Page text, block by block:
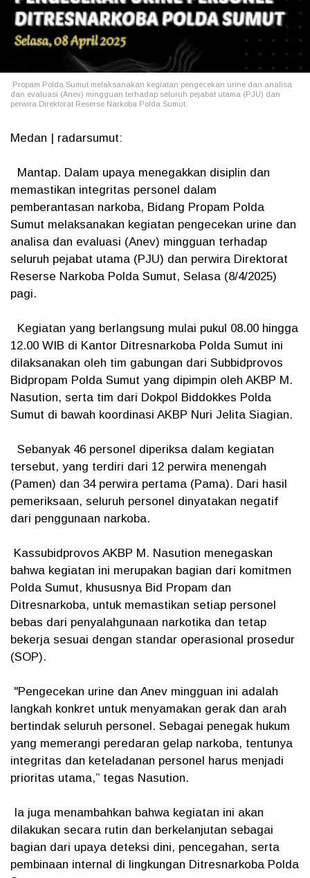
Propam Polda Sumut melaksanakan kegiatan pengecekan urine dan analisa
dan evaluasi (Anev) mingguan terhadap seluruh pejabat utama (PJU) dan
perwira Direktorat Reserse Narkoba Polda Sumut.
Medan | radarsumut:
Mantap. Dalam upaya menegakkan disiplin dan
memastikan integritas personel dalam
pemberantasan narkoba, Bidang Propam Polda
Sumut melaksanakan kegiatan pengecekan urine dan
analisa dan evaluasi (Anev) mingguan terhadap
seluruh pejabat utama (PJU) dan perwira Direktorat
Reserse Narkoba Polda Sumut, Selasa (8/4/2025)
pagi.
Kegiatan yang berlangsung mulai pukul 08.00 hingga
12.00 WIB di Kantor Ditresnarkoba Polda Sumut ini
dilaksanakan oleh tim gabungan dari Subbidprovos
Bidpropam Polda Sumut yang dipimpin oleh AKBP M.
Nasution, serta tim dari Dokpol Biddokkes Polda
Sumut di bawah koordinasi AKBP Nuri Jelita Siagian.
Sebanyak 46 personel diperiksa dalam kegiatan
tersebut, yang terdiri dari 12 perwira menengah
(Pamen) dan 34 perwira pertama (Pama). Dari hasil
pemeriksaan, seluruh personel dinyatakan negatif
dari penggunaan narkoba.
Kassubidprovos AKBP M. Nasution menegaskan
bahwa kegiatan ini merupakan bagian dari komitmen
Polda Sumut, khususnya Bid Propam dan
Ditresnarkoba, untuk memastikan setiap personel
bebas dari penyalahgunaan narkotika dan tetap
bekerja sesuai dengan standar operasional prosedur
(SOP).
"Pengecekan urine dan Anev mingguan ini adalah
langkah konkret untuk menyamakan gerak dan arah
bertindak seluruh personel. Sebagai penegak hukum
yang memerangi peredaran gelap narkoba, tentunya
integritas dan keteladanan personel harus menjadi
prioritas utama,” tegas Nasution.
Ia juga menambahkan bahwa kegiatan ini akan
dilakukan secara rutin dan berkelanjutan sebagai
bagian dari upaya deteksi dini, pencegahan, serta
pembinaan internal di lingkungan Ditresnarkoba Polda